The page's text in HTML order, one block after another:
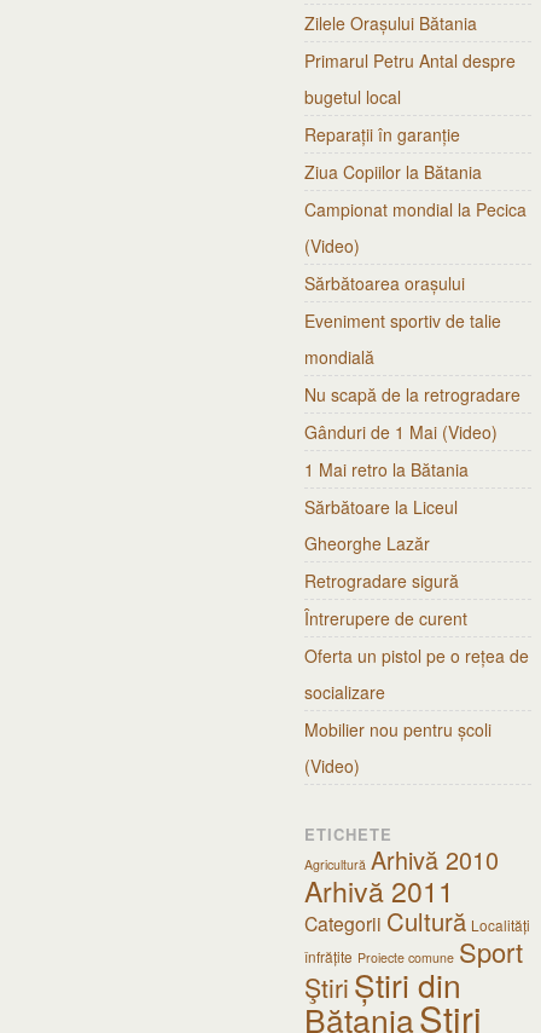
Zilele Orașului Bătania
Primarul Petru Antal despre
bugetul local
Reparații în garanție
Ziua Copiilor la Bătania
Campionat mondial la Pecica
(Video)
Sărbătoarea orașului
Eveniment sportiv de talie
mondială
Nu scapă de la retrogradare
Gânduri de 1 Mai (Video)
1 Mai retro la Bătania
Sărbătoare la Liceul
Gheorghe Lazăr
Retrogradare sigură
Întrerupere de curent
Oferta un pistol pe o rețea de
socializare
Mobilier nou pentru școli
(Video)
ETICHETE
Agricultură Arhivă 2010
Arhivă 2011
Categorii Cultură Localități
înfrățite Proiecte comune Sport
Ştiri Știri din
BătaniaȘtiri